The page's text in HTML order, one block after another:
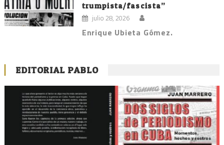
trumpista/fascista”
julio 28, 2026
Enrique Ubieta Gómez.
EDITORIAL PABLO